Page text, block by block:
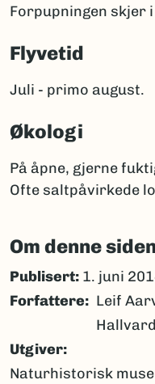
Forpupningen skjer
Flyvetid
Juli - primo august.
Økologi
På åpne, gjerne
Ofte saltpåvirkede
Om denne siden
Publisert: 1. juni
Forfattere
Leif
Utgiver
Naturhistorisk